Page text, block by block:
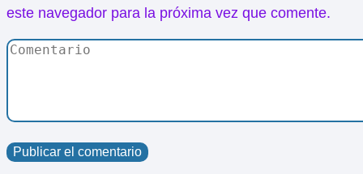
este navegador para la próxima vez que comente.